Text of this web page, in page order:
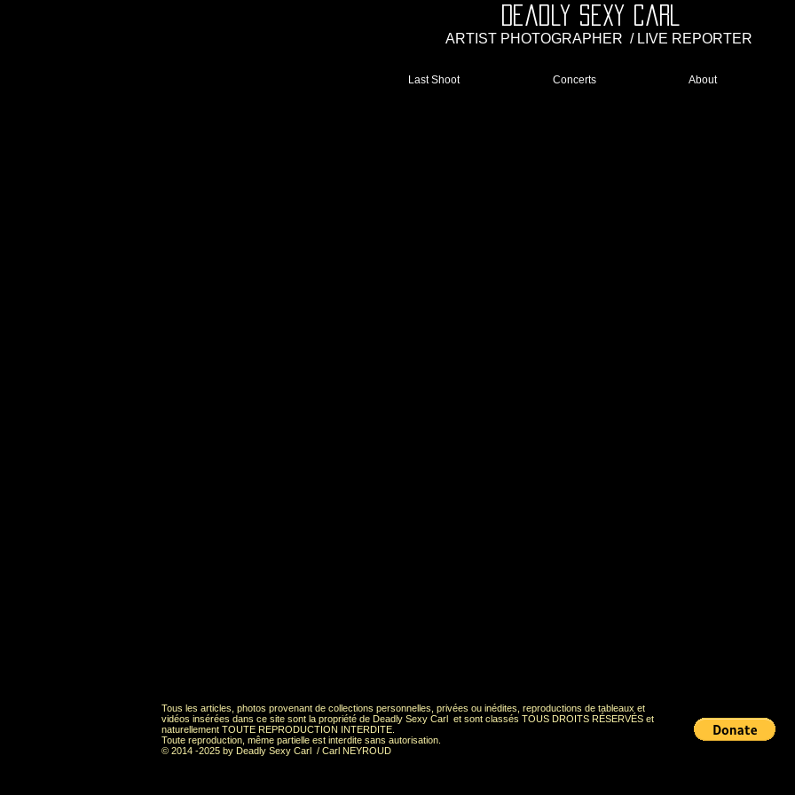
Deadly Sexy Carl
ARTIST PHOTOGRAPHER / LIVE REPORTER
Last Shoot Concerts About
Tous les articles, photos provenant de collections personnelles, privées ou inédites, reproductions de tableaux et
vidéos insérées dans ce site sont la propriété de Deadly Sexy Carl et sont classés TOUS DROITS RÉSERVÉS et
naturellement TOUTE REPRODUCTION INTERDITE.
Toute reproduction, même partielle est interdite sans autorisation.
© 2014 -2025 by Deadly Sexy Carl / Carl NEYROUD